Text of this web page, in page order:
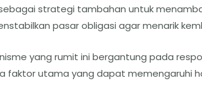
sebagai strategi tambahan untuk
pasar obligasi agar menarik
yang rumit ini bergantung pada
faktor utama yang dapat memengaruhi